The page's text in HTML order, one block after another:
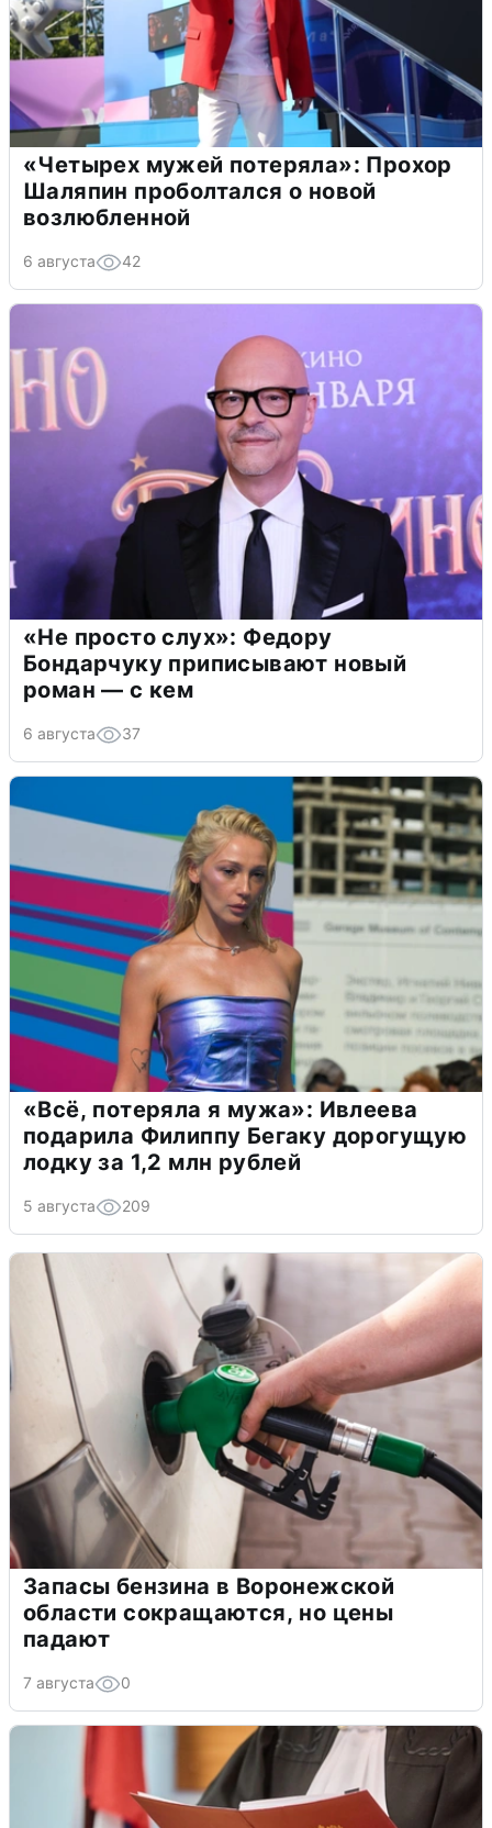
«Четырех мужей потеряла»: Прохор
Шаляпин проболтался о новой
возлюбленной
6 августа 42
«Не просто слух»: Федору
Бондарчуку приписывают новый
роман — с кем
6 августа 37
«Всё, потеряла я мужа»: Ивлеева
подарила Филиппу Бегаку дорогущую
лодку за 1,2 млн рублей
5 августа 209
Запасы бензина в Воронежской
области сокращаются, но цены
падают
7 августа 0